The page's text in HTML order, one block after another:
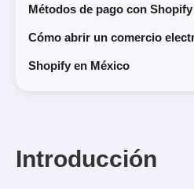
Métodos de pago con Shopify
Cómo abrir un comercio
Shopify en México
Introducción